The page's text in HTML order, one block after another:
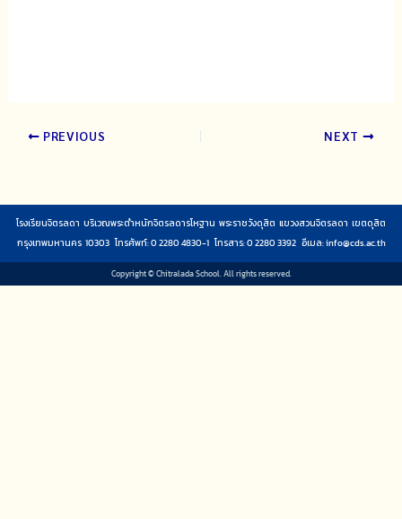
PREVIOUS NEXT
โรงเรียนจิตรลดา บริเวณพระตำหนักจิตรลดารโหฐาน พระราชวังดุสิต แขวงสวนจิตรลดา เขตดุสิต
กรุงเทพมหานคร 10303 โทรศัพท์: 0 2280 4830-1 โทรสาร: 0 2280 3392 อีเมล:info@cds.ac.th
Copyright © Chitralada School. All rights reserved.